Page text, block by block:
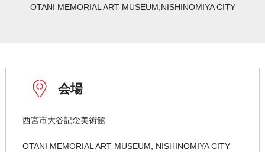
OTANI MEMORIAL ART MUSEUM,NISHINOMIYA CITY
会場
西宮市大谷記念美術館
OTANI MEMORIAL ART MUSEUM, NISHINOMIYA CITY